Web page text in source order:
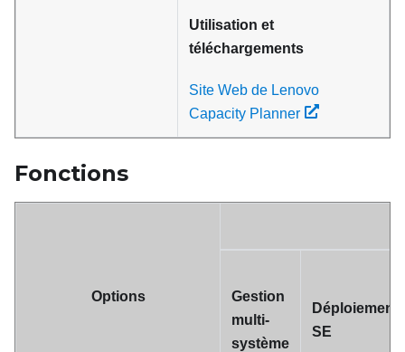
Utilisation et
téléchargements
Site Web de Lenovo
Capacity Planner
Fonctions
Options
Gestion
multi-
système
Déploiement
SE